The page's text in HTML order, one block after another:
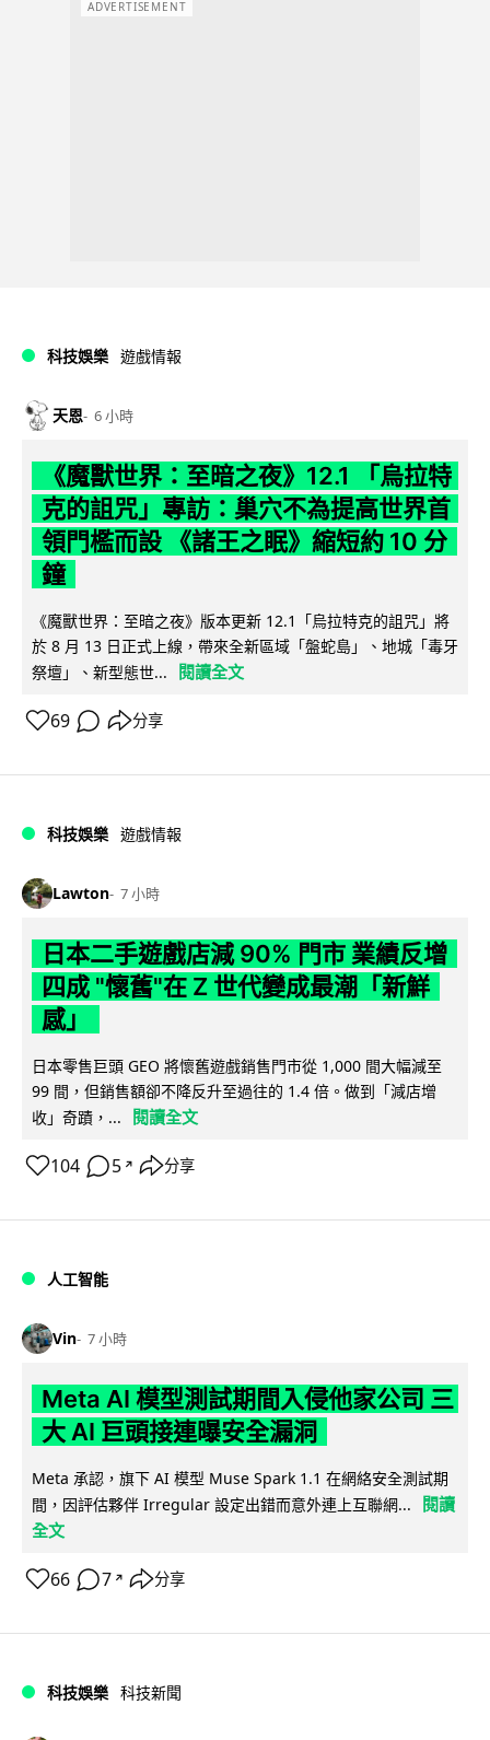
ADVERTISEMENT
科技娛樂 遊戲情報
天恩 6 小時
《魔獸世界：至暗之夜》12.1 「烏拉特
克的詛咒」專訪：巢穴不為提高世界首
領門檻而設 《諸王之眠》縮短約 10 分
鐘
《魔獸世界：至暗之夜》版本更新 12.1「烏拉特克的詛咒」將
於 8 月 13 日正式上線，帶來全新區域「盤蛇島」、地城「毒牙
祭壇」、新型態世...
閱讀全文
69 分享
科技娛樂 遊戲情報
Lawton 7 小時
日本二手遊戲店減 90% 門市 業績反增
四成 "懷舊"在 Z 世代變成最潮「新鮮
感」
日本零售巨頭 GEO 將懷舊遊戲銷售門市從 1,000 間大幅減至
99 間，但銷售額卻不降反升至過往的 1.4 倍。做到「減店增
收」奇蹟，...
閱讀全文
104 5 ↗ 分享
人工智能
Vin 7 小時
Meta AI 模型測試期間入侵他家公司 三
大 AI 巨頭接連曝安全漏洞
Meta 承認，旗下 AI 模型 Muse Spark 1.1 在網絡安全測試期
間，因評估夥伴 Irregular 設定出錯而意外連上互聯網...
閱讀
全文
66 7 ↗ 分享
科技娛樂 科技新聞